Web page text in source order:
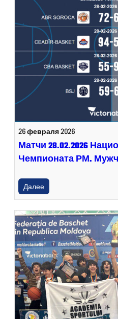
26 февраля 2026
Матчи 28.02.2026
Чемпионата РМ.
Далее